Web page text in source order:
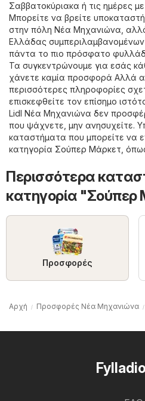
Σαββατοκύριακα ή τις ημέρες με
Μπορείτε να βρείτε
στην πόλη Νέα Μηχανιώνα,
Ελλάδας
πάντα το πιο πρόσφατο
Τα συγκεντρώνουμε για εσάς
χάνετε καμία προσφορά Αλλά
περισσότερες πληροφορίες
επισκεφθείτε τον επίσημο
Lidl Νέα Μηχανιώνα δεν
που ψάχνετε, μην ανησυχείτε.
καταστήματα που μπορείτε να
κατηγορία Σούπερ Μάρκετ ,
Περισσότερα
κατηγορία "Σούπερ
Προσφορές
Αρχή Προσφορές Νέα Μηχανιώνα